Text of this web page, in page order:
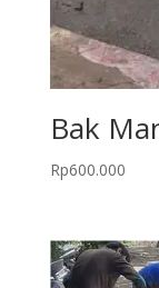
Bak
Rp600.000